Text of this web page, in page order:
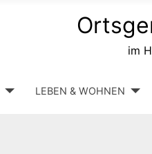
im
LEBEN & WOHNEN